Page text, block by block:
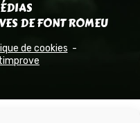
DE FONT ROMEU
de cookies